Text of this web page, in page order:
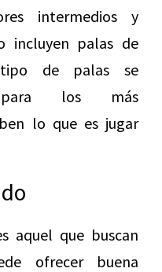
intermedios y
incluyen palas de
de palas se
para los más
lo que es jugar
aquel que buscan
ofrecer buena